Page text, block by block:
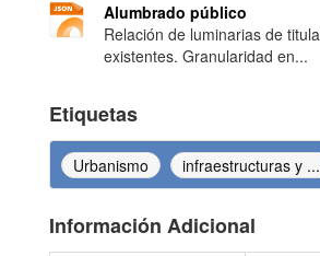
Alumbrado público
Relación de luminarias de
existentes. Granularidad en...
Etiquetas
Urbanismo infraestructuras y ...
Información Adicional